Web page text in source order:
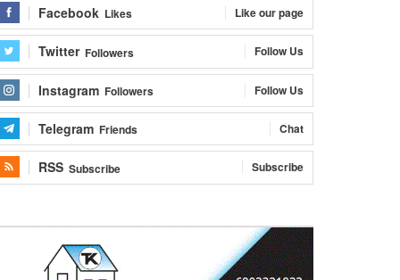
Facebook Likes Like our page
Twitter Followers Follow Us
Instagram Followers Follow Us
Telegram Friends Chat
RSS Subscribe Subscribe